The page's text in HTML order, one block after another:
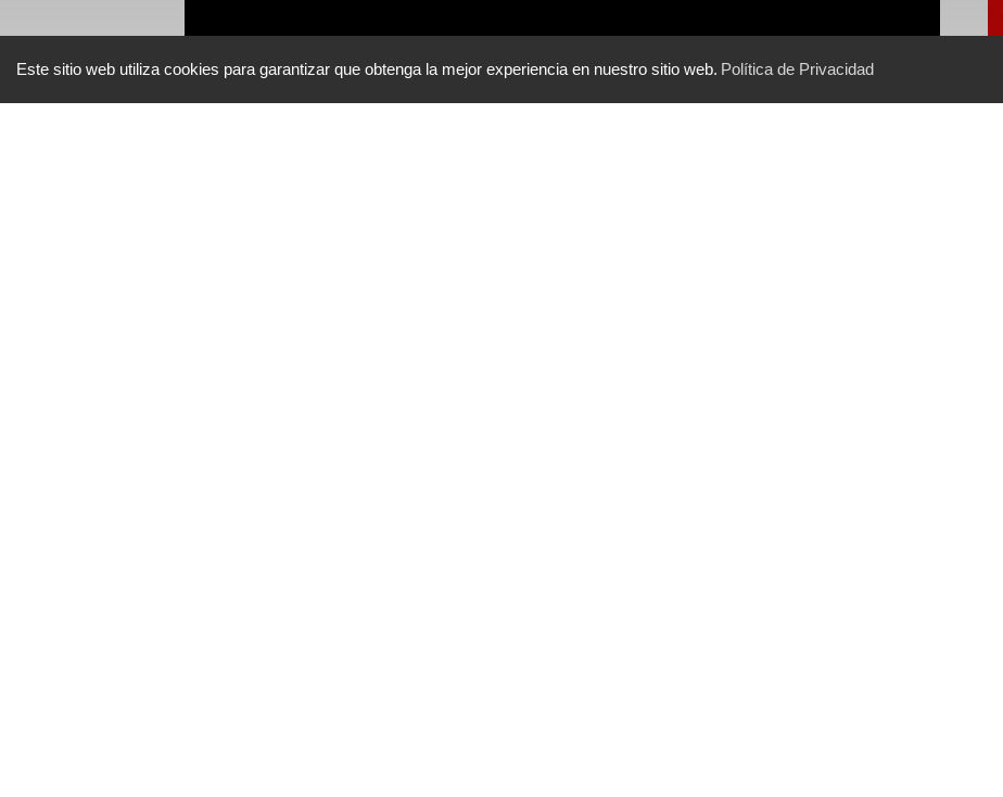
Este sitio web utiliza cookies para garantizar que obtenga la mejor experiencia en nuestro sitio web. Política de Privacidad